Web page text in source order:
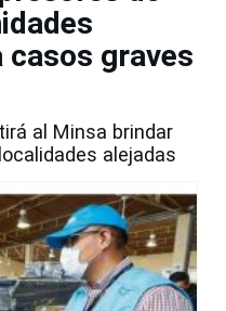
casos graves
al Minsa brindar
alejadas